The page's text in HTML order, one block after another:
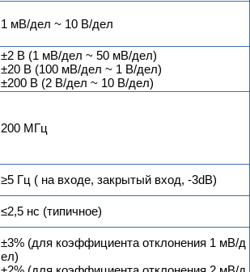
1 мВ/дел ~ 10 В/дел
±2 В (1 мВ/дел ~ 50 мВ/дел)
±20 В (100 мВ/дел ~ 1 В/дел)
±200 В (2 В/дел ~ 10 В/дел)
200 МГц
≥5 Гц ( на входе, закрытый вход, -3dB)
≤2,5 нс (типичное)
±3% (для коэффициента отклонения 1 мВ/д
ел)